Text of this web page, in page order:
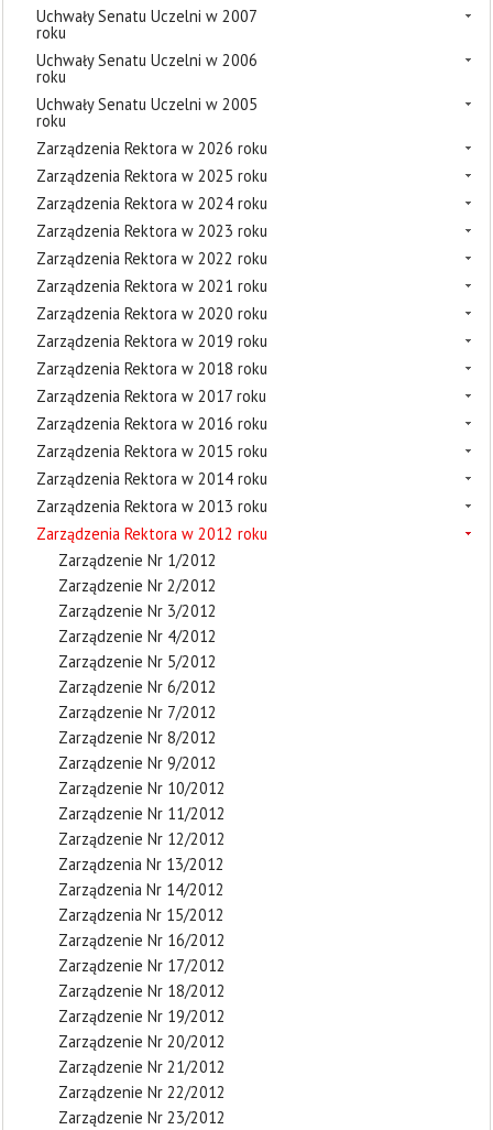
Uchwały Senatu Uczelni w 2007
roku
Uchwały Senatu Uczelni w 2006
roku
Uchwały Senatu Uczelni w 2005
roku
Zarządzenia Rektora w 2026 roku
Zarządzenia Rektora w 2025 roku
Zarządzenia Rektora w 2024 roku
Zarządzenia Rektora w 2023 roku
Zarządzenia Rektora w 2022 roku
Zarządzenia Rektora w 2021 roku
Zarządzenia Rektora w 2020 roku
Zarządzenia Rektora w 2019 roku
Zarządzenia Rektora w 2018 roku
Zarządzenia Rektora w 2017 roku
Zarządzenia Rektora w 2016 roku
Zarządzenia Rektora w 2015 roku
Zarządzenia Rektora w 2014 roku
Zarządzenia Rektora w 2013 roku
Zarządzenia Rektora w 2012 roku
Zarządzenie Nr 1/2012
Zarządzenie Nr 2/2012
Zarządzenie Nr 3/2012
Zarządzenie Nr 4/2012
Zarządzenie Nr 5/2012
Zarządzenie Nr 6/2012
Zarządzenie Nr 7/2012
Zarządzenie Nr 8/2012
Zarządzenie Nr 9/2012
Zarządzenie Nr 10/2012
Zarządzenie Nr 11/2012
Zarządzenie Nr 12/2012
Zarządzenia Nr 13/2012
Zarządzenia Nr 14/2012
Zarządzenia Nr 15/2012
Zarządzenie Nr 16/2012
Zarządzenie Nr 17/2012
Zarządzenie Nr 18/2012
Zarządzenie Nr 19/2012
Zarządzenie Nr 20/2012
Zarządzenie Nr 21/2012
Zarządzenie Nr 22/2012
Zarządzenie Nr 23/2012